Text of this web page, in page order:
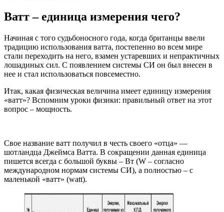
Ватт – единица измерения чего?
Начиная с того судьбоносного года, когда британцы ввели
традицию использования ватта, постепенно во всем мире
стали переходить на него, взамен устаревших и непрактичных
лошадиных сил. С появлением системы СИ он был внесен в
нее и стал использоваться повсеместно.
Итак, какая физическая величина имеет единицу измерения
«ватт»? Вспомним уроки физики: правильный ответ на этот
вопрос – мощность.
Свое название ватт получил в честь своего «отца» —
шотландца Джеймса Ватта. В сокращении данная единица
пишется всегда с большой буквы – Вт (W – согласно
международном нормам системы СИ), а полностью – с
маленькой «ватт» (watt).